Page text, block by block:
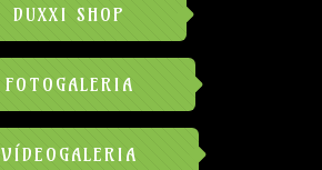
DUXXI SHOP
FOTOGALERIA
VÍDEOGALERIA